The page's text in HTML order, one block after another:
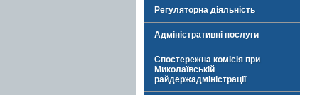
Регуляторна діяльність
Адміністративні послуги
Спостережна комісія при
Миколаївській
райдержадміністрації